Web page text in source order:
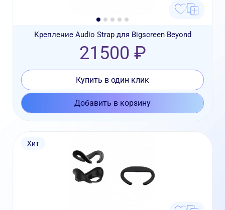
Крепление Audio Strap для Bigscreen Beyond
21500 ₽
Купить в один клик
Добавить в корзину
Хит